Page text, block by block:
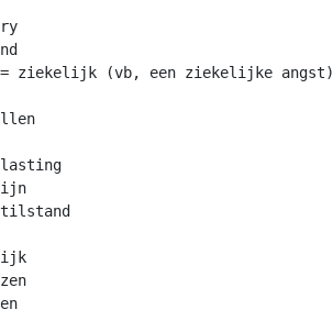
ziekelijk (vb, een ziekelijke angst)